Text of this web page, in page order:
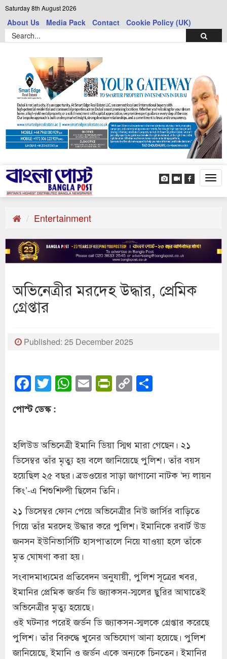
Saturday 8th August 2026
About Us Media Pack Contact Cookie Policy (UK)
Entertainment
অভিনেত্রীর মরদেহ উদ্ধার, প্রেমিক
গ্রেপ্তার
Published: 25 December 2025
Facebook
Twitter
WhatsApp
EmailPrintFriendly
Copy
Link
পোস্ট ডেস্ক :
হলিউড অভিনেত্রী ইমানি ডিয়া স্মিথ মারা গেছেন। ২১
ডিসেম্বর তাঁর মৃত্যু হয় বলে জানিয়েছে পুলিশ। তাঁর বয়স
হয়েছিল ২৫ বছর। ব্রডওয়ের সাড়া জাগানো নাটক ‘দ্য লায়ন
কিং’-এ শিশুশিল্পী ছিলেন তিনি।
২১ ডিসেম্বর ফোন পেয়ে অভিনেত্রীর নিউ জার্সির বাড়িতে
গিয়ে তাঁর মরদেহ উদ্ধার করে পুলিশ। ইমানিকে রবার্ট উড
জনসন ইউনিভার্সিটি হাসপাতালে নিয়ে যাওয়া হলে তাঁকে
মৃত ঘোষণা করা হয়।
সংবাদমাধ্যমের প্রতিবেদন অনুযায়ী, পুলিশ সূত্রের খবর,
ইমানির প্রেমিক জর্ডন ডি জ্যাকসন-স্মলের ছুরির আঘাতেই
অভিনেত্রীর মৃত্যু হয়েছে।
ওই ঘটনার পরেই জর্ডন ডি জ্যাকসন-স্মলকে গ্রেপ্তার করেছে
পুলিশ। তাঁর বিরুদ্ধে খুনের অভিযোগ আনা হয়েছে। পুলিশ
জানিয়েছে, ইমানি ও জর্ডন একে অন্যকে চিনতেন। ইমানির